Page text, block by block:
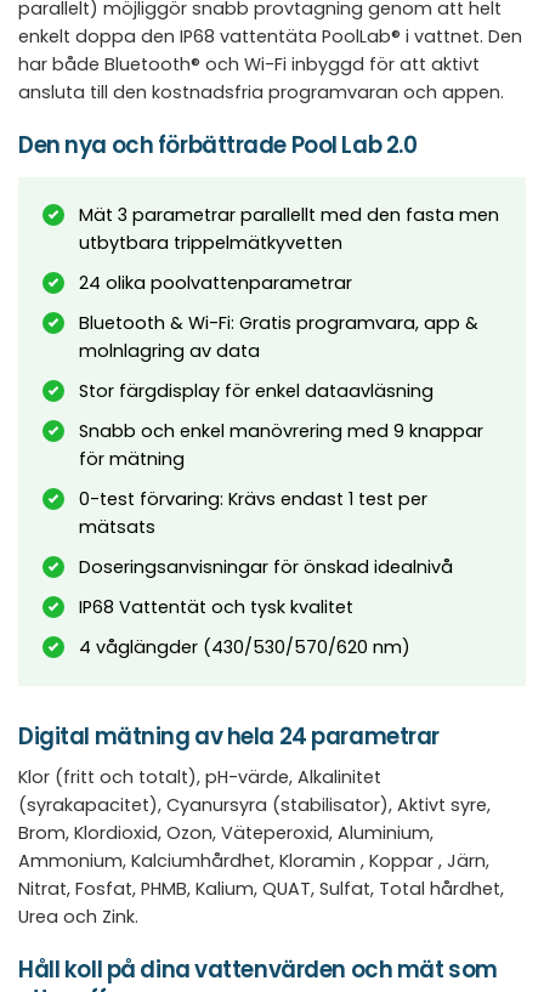
parallelt) möjliggör snabb provtagning genom att helt
enkelt doppa den IP68 vattentäta PoolLab® i vattnet. Den
har både Bluetooth® och Wi-Fi inbyggd för att aktivt
ansluta till den kostnadsfria programvaran och appen.
Den nya och förbättrade Pool Lab 2.0
Mät 3 parametrar parallellt med den fasta men
utbytbara trippelmätkyvetten
24 olika poolvattenparametrar
Bluetooth & Wi-Fi: Gratis programvara, app &
molnlagring av data
Stor färgdisplay för enkel dataavläsning
Snabb och enkel manövrering med 9 knappar
för mätning
0-test förvaring: Krävs endast 1 test per
mätsats
Doseringsanvisningar för önskad idealnivå
IP68 Vattentät och tysk kvalitet
4 våglängder (430/530/570/620 nm)
Digital mätning av hela 24 parametrar
Klor (fritt och totalt), pH-värde, Alkalinitet
(syrakapacitet), Cyanursyra (stabilisator), Aktivt syre,
Brom, Klordioxid, Ozon, Väteperoxid, Aluminium,
Ammonium, Kalciumhårdhet, Kloramin , Koppar , Järn,
Nitrat, Fosfat, PHMB, Kalium, QUAT, Sulfat, Total hårdhet,
Urea och Zink.
Håll koll på dina vattenvärden och mät som